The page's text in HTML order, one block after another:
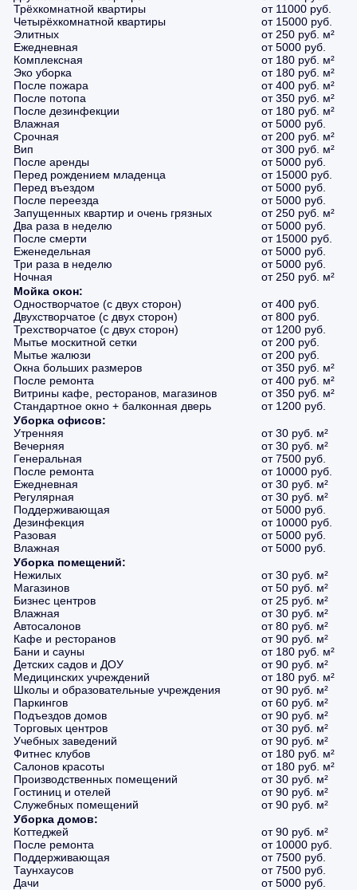
Трёхкомнатной квартиры
от 11000 руб.
Четырёхкомнатной квартиры
от 15000 руб.
Элитных
от 250 руб. м²
Ежедневная
от 5000 руб.
Комплексная
от 180 руб. м²
Эко уборка
от 180 руб. м²
После пожара
от 400 руб. м²
После потопа
от 350 руб. м²
После дезинфекции
от 180 руб. м²
Влажная
от 5000 руб.
Срочная
от 200 руб. м²
Вип
от 300 руб. м²
После аренды
от 5000 руб.
Перед рождением младенца
от 15000 руб.
Перед въездом
от 5000 руб.
После переезда
от 5000 руб.
Запущенных квартир и очень грязных
от 250 руб. м²
Два раза в неделю
от 5000 руб.
После смерти
от 15000 руб.
Еженедельная
от 5000 руб.
Три раза в неделю
от 5000 руб.
Ночная
от 250 руб. м²
Мойка окон:
Одностворчатое (с двух сторон)
от 400 руб.
Двухстворчатое (с двух сторон)
от 800 руб.
Трехстворчатое (с двух сторон)
от 1200 руб.
Мытье москитной сетки
от 200 руб.
Мытье жалюзи
от 200 руб.
Окна больших размеров
от 350 руб. м²
После ремонта
от 400 руб. м²
Витрины кафе, ресторанов, магазинов
от 350 руб. м²
Стандартное окно + балконная дверь
от 1200 руб.
Уборка офисов:
Утренняя
от 30 руб. м²
Вечерняя
от 30 руб. м²
Генеральная
от 7500 руб.
После ремонта
от 10000 руб.
Ежедневная
от 30 руб. м²
Регулярная
от 30 руб. м²
Поддерживающая
от 5000 руб.
Дезинфекция
от 10000 руб.
Разовая
от 5000 руб.
Влажная
от 5000 руб.
Уборка помещений:
Нежилых
от 30 руб. м²
Магазинов
от 50 руб. м²
Бизнес центров
от 25 руб. м²
Влажная
от 30 руб. м²
Автосалонов
от 80 руб. м²
Кафе и ресторанов
от 90 руб. м²
Бани и сауны
от 180 руб. м²
Детских садов и ДОУ
от 90 руб. м²
Медицинских учреждений
от 180 руб. м²
Школы и образовательные учреждения
от 90 руб. м²
Паркингов
от 60 руб. м²
Подъездов домов
от 90 руб. м²
Торговых центров
от 30 руб. м²
Учебных заведений
от 90 руб. м²
Фитнес клубов
от 180 руб. м²
Салонов красоты
от 180 руб. м²
Производственных помещений
от 30 руб. м²
Гостиниц и отелей
от 90 руб. м²
Служебных помещений
от 90 руб. м²
Уборка домов:
Коттеджей
от 90 руб. м²
После ремонта
от 10000 руб.
Поддерживающая
от 7500 руб.
Таунхаусов
от 7500 руб.
Дачи
от 5000 руб.